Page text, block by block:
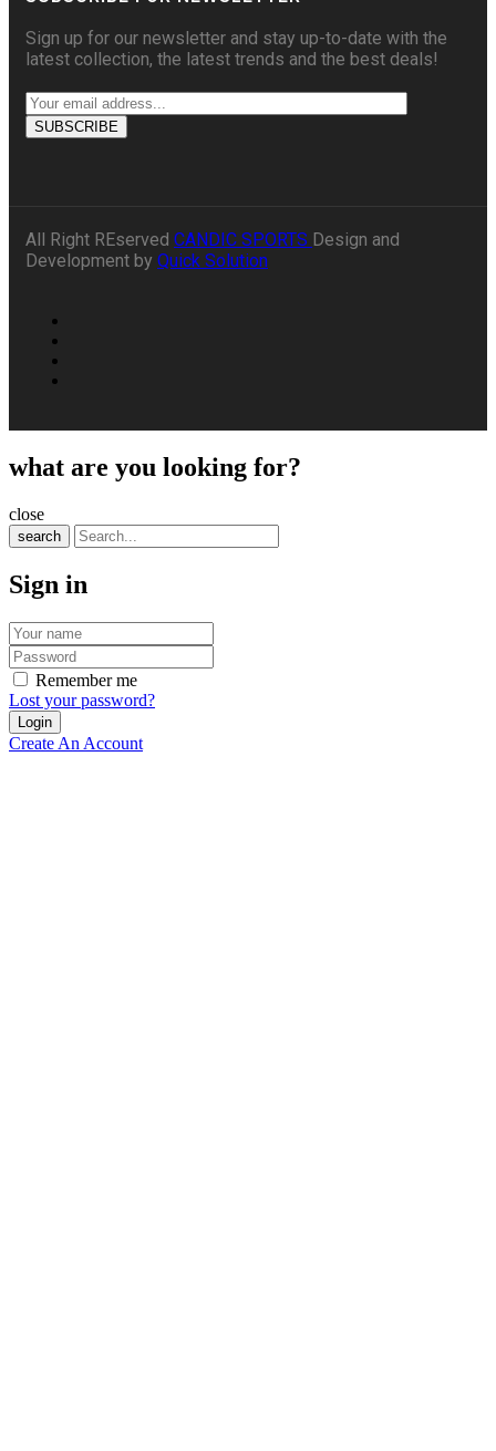
Sign up for our newsletter and stay up-to-date with the
latest collection, the latest trends and the best deals!
All Right REserved CANDIC SPORTS Design and
Development by Quick Solution
what are you looking for?
close
search
Sign in
Remember me
Lost your password?
Create An Account